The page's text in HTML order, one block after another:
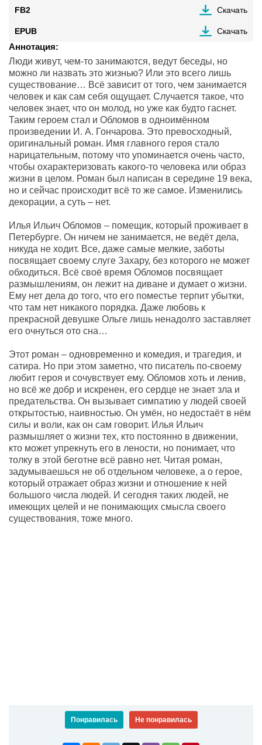
FB2 Скачать
EPUB Скачать
Аннотация:
Люди живут, чем-то занимаются, ведут беседы, но
можно ли назвать это жизнью? Или это всего лишь
существование… Всё зависит от того, чем занимается
человек и как сам себя ощущает. Случается такое, что
человек знает, что он молод, но уже как будто гаснет.
Таким героем стал и Обломов в одноимённом
произведении И. А. Гончарова. Это превосходный,
оригинальный роман. Имя главного героя стало
нарицательным, потому что упоминается очень часто,
чтобы охарактеризовать какого-то человека или образ
жизни в целом. Роман был написан в середине 19 века,
но и сейчас происходит всё то же самое. Изменились
декорации, а суть – нет.
Илья Ильич Обломов – помещик, который проживает в
Петербурге. Он ничем не занимается, не ведёт дела,
никуда не ходит. Все, даже самые мелкие, заботы
посвящает своему слуге Захару, без которого не может
обходиться. Всё своё время Обломов посвящает
размышлениям, он лежит на диване и думает о жизни.
Ему нет дела до того, что его поместье терпит убытки,
что там нет никакого порядка. Даже любовь к
прекрасной девушке Ольге лишь ненадолго заставляет
его очнуться ото сна…
Этот роман – одновременно и комедия, и трагедия, и
сатира. Но при этом заметно, что писатель по-своему
любит героя и сочувствует ему. Обломов хоть и ленив,
но всё же добр и искренен, его сердце не знает зла и
предательства. Он вызывает симпатию у людей своей
открытостью, наивностью. Он умён, но недостаёт в нём
силы и воли, как он сам говорит. Илья Ильич
размышляет о жизни тех, кто постоянно в движении,
кто может упрекнуть его в лености, но понимает, что
толку в этой беготне всё равно нет. Читая роман,
задумываешься не об отдельном человеке, а о герое,
который отражает образ жизни и отношение к ней
большого числа людей. И сегодня таких людей, не
имеющих целей и не понимающих смысла своего
существования, тоже много.
Понравилась Не понравилась